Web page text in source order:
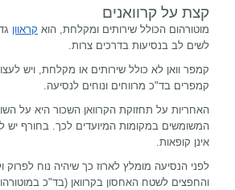
קצת על קרוואנים
מוטורהום הכולל שירותים ומקלחת, הוא קראוון
לשים לב בנסיעות בדרכים צרות.
קמפר וואן לא כולל שירותים או מקלחת, ויש
קמפרים בד"כ מרווחים ונוחים לנסיעה.
האחריות על תחזוקת הקרוואן השכור היא על
המשומשים במקומות המיועדים לכך. בחורף יש
אינן קופאות.
לפני הנסיעה מומלץ לארוז כך שיהיה נוח לפרוק
והחפצים לשטח האחסון בקרוואן (בד"כ